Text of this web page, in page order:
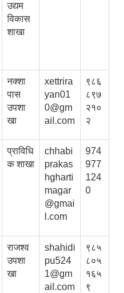
उद्यम
विकास
शाखा
नक्शा
पास
उपशा
खा
xettrira
yan01
0@gm
ail.com
९८६
८९७
२१०
२
प्राविधि
क शाखा
chhabi
prakas
hgharti
magar
@gmai
l.com
974
977
124
0
राजश्व
उपशा
खा
shahidi
pu524
1@gm
ail.com
९८५
८०५
१६५
९